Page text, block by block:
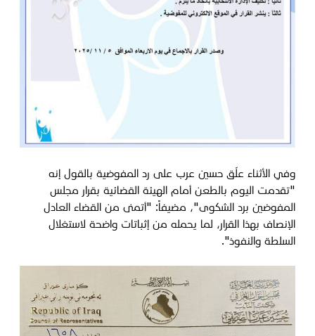
وفي الأثناء علّق حسين عرب على رد المفوضية بالقول إنه
"تقدمت اليوم بالطعن أمام الهيئة القضائية بقرار مجلس
المفوضين برد الشكوى"، مضيفاً: "‏أتمنى من القضاء العادل
الإنصاف بهذا القرار، لما يحمله من إثباتات واضحة لاستغلال
السلطة والنفوذ".